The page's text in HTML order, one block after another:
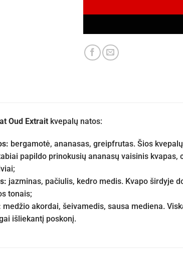
Oud Extrait kvepalų natos:
bergamotė, ananasas, greipfrutas. Šios
papildo prinokusių ananasų vaisinis
jazminas, pačiulis, kedro medis. Kvapo širdyje
tonais;
medžio akordai, šeivamedis, sausa mediena.
išliekantį poskonį.